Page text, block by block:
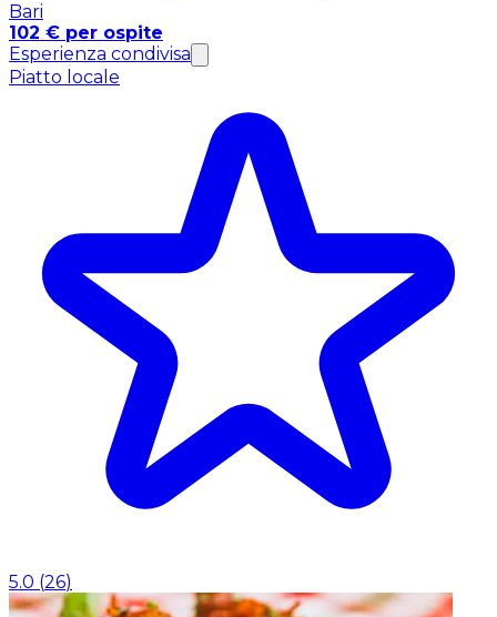
Bari
102 € per ospite
Esperienza condivisa
Piatto locale
5.0 (26)